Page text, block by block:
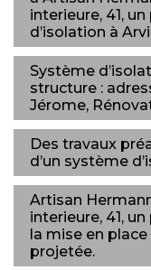
interieure, 41,
d’isolation à
Système
structure :
Jérome,
Des travaux
d’un système
Artisan
interieure, 41,
la mise en
projetée.